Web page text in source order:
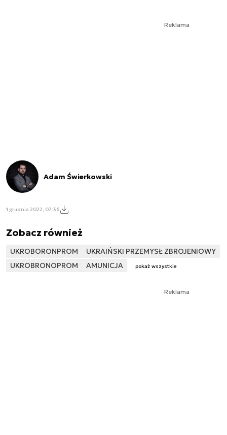
Reklama
Adam Świerkowski
1 grudnia 2022, 07:36
Zobacz również
UKROBORONPROM
UKRAIŃSKI PRZEMYSŁ ZBROJENIOWY
UKROBRONOPROM
AMUNICJA pokaż wszystkie
Reklama